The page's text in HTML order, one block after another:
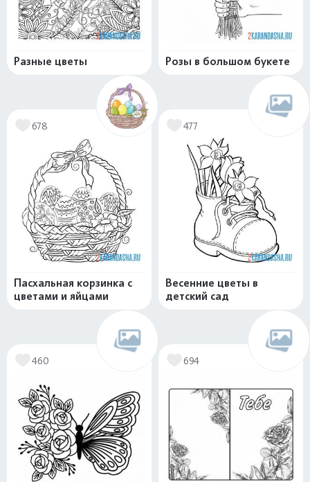
Разные цветы Розы в большом букете
678
Пасхальная корзинка с
цветами и яйцами
477
Весенние цветы в
детский сад
460 694